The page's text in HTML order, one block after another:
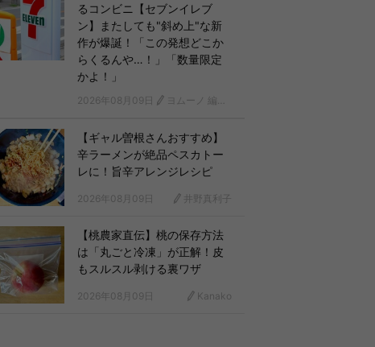
るコンビニ【セブンイレブ
ン】またしても"斜め上"な新
作が爆誕！「この発想どこか
らくるんや…！」「数量限定
かよ！」
2026年08月09日 ヨムーノ 編集部
【ギャル曽根さんおすすめ】
辛ラーメンが絶品ペスカトー
レに！旨辛アレンジレシピ
2026年08月09日 井野真利子
【桃農家直伝】桃の保存方法
は「丸ごと冷凍」が正解！皮
もスルスル剥ける裏ワザ
2026年08月09日 Kanako